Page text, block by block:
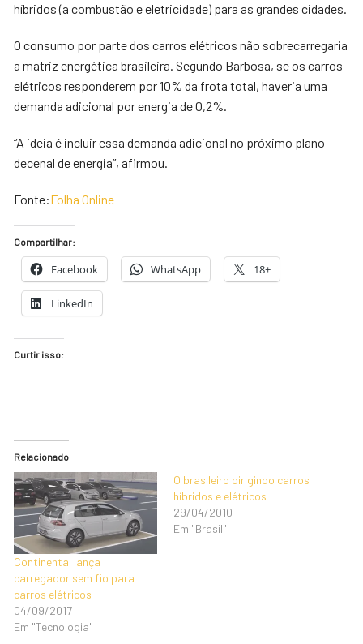
híbridos (a combustão e eletricidade) para as grandes cidades.
O consumo por parte dos carros elétricos não sobrecarregaria
a matriz energética brasileira. Segundo Barbosa, se os carros
elétricos responderem por 10% da frota total, haveria uma
demanda adicional por energia de 0,2%.
“A ideia é incluir essa demanda adicional no próximo plano
decenal de energia”, afirmou.
Fonte:Folha Online
Compartilhar:
Facebook WhatsApp 18+
LinkedIn
Curtir isso:
Relacionado
Continental lança
carregador sem fio para
carros elétricos
04/09/2017
Em "Tecnologia"
O brasileiro dirigindo carros
híbridos e elétricos
29/04/2010
Em "Brasil"